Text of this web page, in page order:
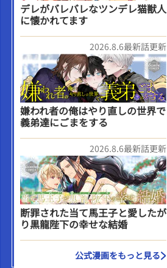
デレがバレバレなツンデレ猫獣人
に懐かれてます
2026.8.6最新話更新
嫌われ者の俺はやり直しの世界で
義弟達にごまをする
2026.8.6最新話更新
断罪された当て馬王子と愛したが
り黒龍陛下の幸せな結婚
公式漫画をもっと見る